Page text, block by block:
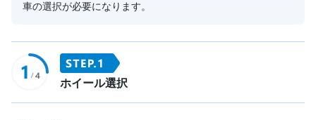
車の選択が必要になります。
ホイール選択